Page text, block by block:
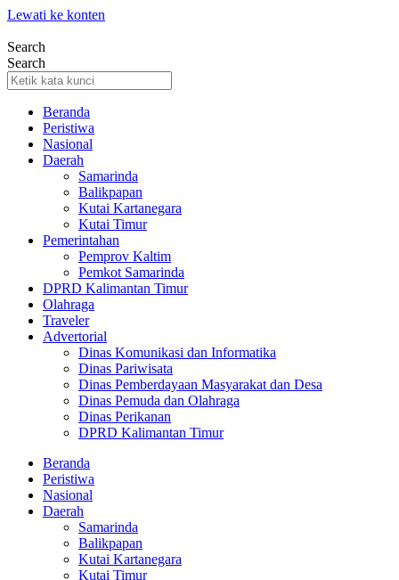
Lewati ke konten
Search
Search
Beranda
Peristiwa
Nasional
Daerah
Samarinda
Balikpapan
Kutai Kartanegara
Kutai Timur
Pemerintahan
Pemprov Kaltim
Pemkot Samarinda
DPRD Kalimantan Timur
Olahraga
Traveler
Advertorial
Dinas Komunikasi dan Informatika
Dinas Pariwisata
Dinas Pemberdayaan Masyarakat dan Desa
Dinas Pemuda dan Olahraga
Dinas Perikanan
DPRD Kalimantan Timur
Beranda
Peristiwa
Nasional
Daerah
Samarinda
Balikpapan
Kutai Kartanegara
Kutai Timur